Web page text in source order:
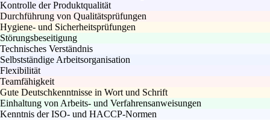
Kontrolle der Produktqualität
Durchführung von Qualitätsprüfungen
Hygiene- und Sicherheitsprüfungen
Störungsbeseitigung
Technisches Verständnis
Selbstständige Arbeitsorganisation
Flexibilität
Teamfähigkeit
Gute Deutschkenntnisse in Wort und Schrift
Einhaltung von Arbeits- und Verfahrensanweisungen
Kenntnis der ISO- und HACCP-Normen